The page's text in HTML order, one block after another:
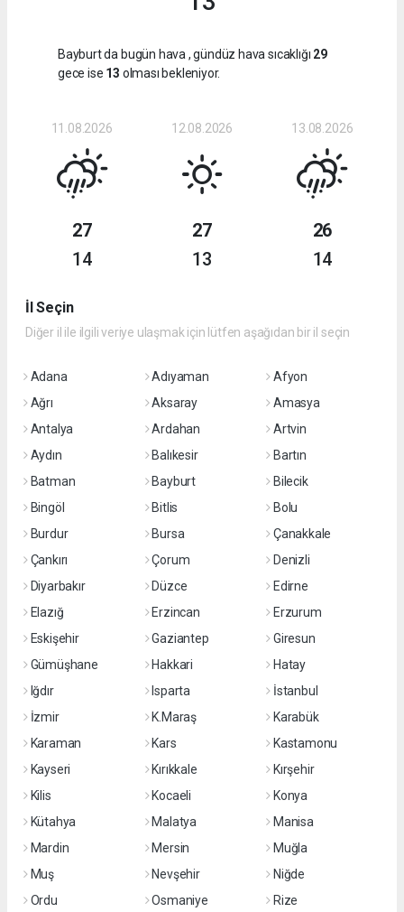
Bayburt da bugün hava , gündüz hava sıcaklığı 29
gece ise 13 olması bekleniyor.
11.08.2026
27
14
12.08.2026
27
13
13.08.2026
26
14
İl Seçin
Diğer il ile ilgili veriye ulaşmak için lütfen aşağıdan bir il seçin
Adana Adıyaman
Afyon
Ağrı
Aksaray
Amasya
Antalya
Ardahan
Artvin
Aydın
Balıkesir
Bartın
Batman
Bayburt
Bilecik
Bingöl
Bitlis
Bolu
Burdur
Bursa
Çanakkale
Çankırı
Çorum
Denizli
Diyarbakır
Düzce
Edirne
Elazığ
Erzincan
Erzurum
Eskişehir
Gaziantep
Giresun
Gümüşhane
Hakkari
Hatay
Iğdır
Isparta
İstanbul
İzmir
K.Maraş
Karabük
Karaman
Kars
Kastamonu
Kayseri
Kırıkkale
Kırşehir
Kilis
Kocaeli
Konya
Kütahya
Malatya
Manisa
Mardin
Mersin
Muğla
Muş
Nevşehir
Niğde
Ordu
Osmaniye Rize